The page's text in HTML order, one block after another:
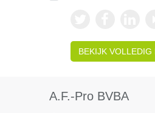
BEKIJK VOLLEDIG
A.F.-Pro BVBA